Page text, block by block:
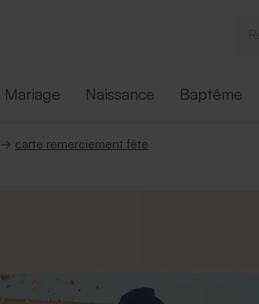
Mariage Naissance Baptême
→ carte remerciement fête